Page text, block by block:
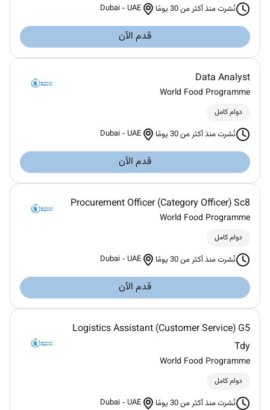
نُشرت منذ أكثر من 30 يومًا Dubai -UAE
قدم الآن
Data Analyst
World Food Programme
دوام كامل
نُشرت منذ أكثر من 30 يومًا Dubai -UAE
قدم الآن
Procurement Officer (Category Officer) Sc8
World Food Programme
دوام كامل
نُشرت منذ أكثر من 30 يومًا Dubai -UAE
قدم الآن
Logistics Assistant (Customer Service) G5
Tdy
World Food Programme
دوام كامل
نُشرت منذ أكثر من 30 يومًا Dubai -UAE